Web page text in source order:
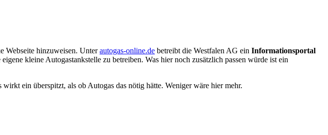
Webseite hinzuweisen. Unterautogas-online.de betreibt die Westfalen AG ein Informationsportal
kleine Autogastankstelle zu betreiben. Was hier noch zusätzlich passen würde ist ein
ein überspitzt, als ob Autogas das nötig hätte. Weniger wäre hier mehr.